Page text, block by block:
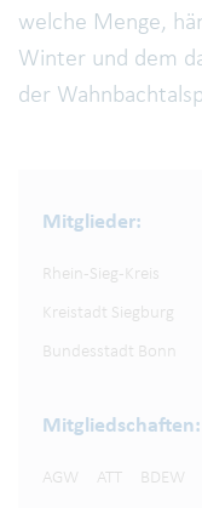
welche Menge,
Winter und dem
der
Mitglieder:
Rhein-Sieg-Kreis
Kreistadt Siegburg
Bundesstadt Bonn
Mitgliedschaften:
AGW ATT BDEW